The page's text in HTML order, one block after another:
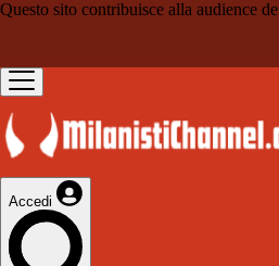
Questo sito contribuisce alla audience de
Accedi